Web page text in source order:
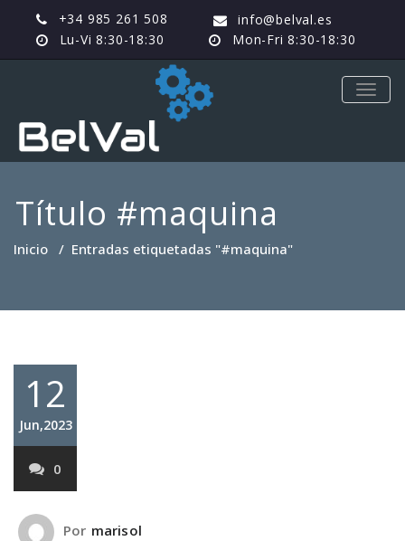
+34 985 261 508
info@belval.es
Lu-Vi 8:30-18:30
Mon-Fri 8:30-18:30
Título #maquina
Inicio / Entradas etiquetadas "#maquina"
12
Jun,2023
0
Por marisol